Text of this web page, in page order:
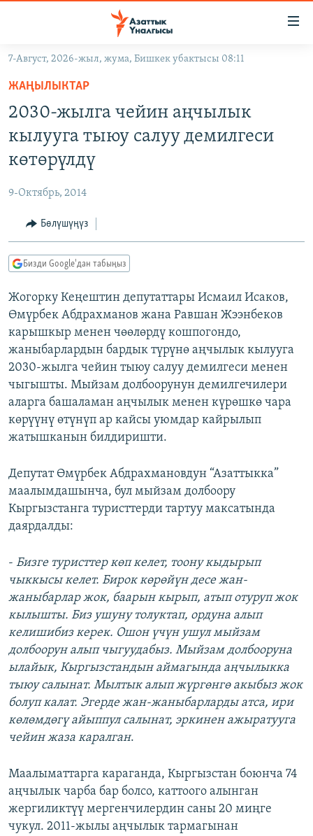
Навигацияга
өтүңүз
салыңыз
МАДАНИЯТ
УКРАИНА
ТВ ПРОГРАММАЛАР
БҮГҮН АЗАТТЫКТА
ДАНИСТЕ
АЗАТТЫК+
ПОДКАСТ
ОНЛАЙН ШЕРИНЕ
ЭЕ/АРнун бардык сайттары
7-Август, 2026-жыл, жума, Бишкек убактысы 08:11
ЖАҢЫЛЫКТАР
2030-жылга чейин аңчылык
кылууга тыюу салуу демилгеси
көтөрүлдү
9-Октябрь, 2014
Бөлүшүңүз
Бизди Google'дан табыңыз
Жогорку Кеңештин депутаттары Исмаил Исаков,
Өмүрбек Абдрахманов жана Равшан Жээнбеков
карышкыр менен чөөлөрдү кошпогондо,
жаныбарлардын бардык түрүнө аңчылык кылууга
2030-жылга чейин тыюу салуу демилгеси менен
чыгышты. Мыйзам долбоорунун демилгечилери
аларга башаламан аңчылык менен күрөшкө чара
көрүүнү өтүнүп ар кайсы уюмдар кайрылып
жатышканын билдиришти.
Депутат Өмүрбек Абдрахмановдун “Азаттыкка”
маалымдашынча, бул мыйзам долбоору
Кыргызстанга туристтерди тартуу максатында
даярдалды:
- Бизге туристтер көп келет, тоону кыдырып
чыккысы келет. Бирок көрөйүн десе жан-
жаныбарлар жок, баарын кырып, атып отуруп жок
кылышты. Биз ушуну толуктап, ордуна алып
келишибиз керек. Ошон үчүн ушул мыйзам
долбоорун алып чыгуудабыз. Мыйзам долбооруна
ылайык, Кыргызстандын аймагында аңчылыкка
тыюу салынат. Мылтык алып жүргөнгө акыбыз жок
болуп калат. Эгерде жан-жаныбарларды атса, ири
көлөмдөгү айыппул салынат, эркинен ажыратууга
чейин жаза каралган.
Маалыматтарга караганда, Кыргызстан боюнча 74
аңчылык чарба бар болсо, каттоого алынган
жергиликтүү мергенчилердин саны 20 миңге
чукул. 2011-жылы аңчылык тармагынан